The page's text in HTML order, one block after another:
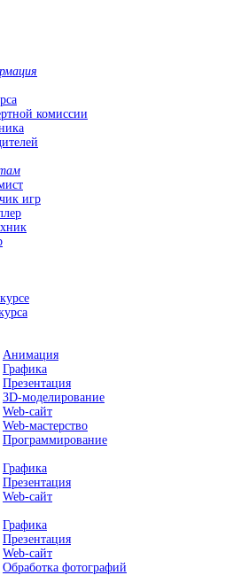
комиссии
игр
Анимация
Графика
Презентация
3D-моделирование
Web-сайт
Web-мастерство
Программирование
Графика
Презентация
Web-сайт
Графика
Презентация
Web-сайт
Обработка фотографий